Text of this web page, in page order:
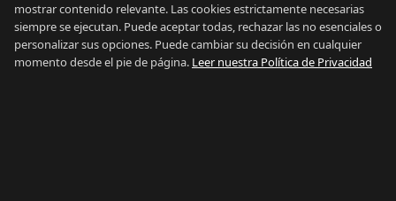
El Zabal
Santa Margarita
La Alcaidesa
mostrar contenido relevante. Las cookies estrictamente necesarias
siempre se ejecutan. Puede aceptar todas, rechazar las no esenciales o
personalizar sus opciones. Puede cambiar su decisión en cualquier
momento desde el pie de página. Leer nuestra Política de Privacidad